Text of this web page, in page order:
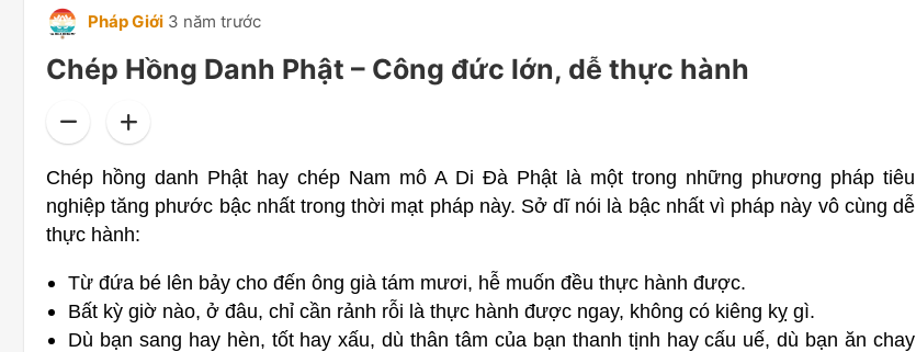
Pháp Giới 3 năm trước
Chép Hồng Danh Phật – Công đức lớn, dễ thực hành
Chép hồng danh Phật hay chép Nam mô A Di Đà Phật là một trong những phương pháp tiêu
nghiệp tăng phước bậc nhất trong thời mạt pháp này. Sở dĩ nói là bậc nhất vì pháp này vô cùng dễ
thực hành:
Từ đứa bé lên bảy cho đến ông già tám mươi, hễ muốn đều thực hành được.
Bất kỳ giờ nào, ở đâu, chỉ cần rảnh rỗi là thực hành được ngay, không có kiêng kỵ gì.
Dù bạn sang hay hèn, tốt hay xấu, dù thân tâm của bạn thanh tịnh hay cấu uế, dù bạn ăn chay